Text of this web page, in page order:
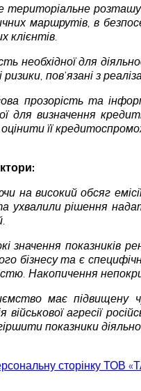
територіальне
маршрутів, в
клієнтів.
необхідної для
пов’язані з
прозорість та
для визначення
оцінити її
на високий обсяг
ухвалили рішення
значення показників
бізнесу та є
Накопичення
має підвищену
військової агресії
показники
сторінку ТОВ